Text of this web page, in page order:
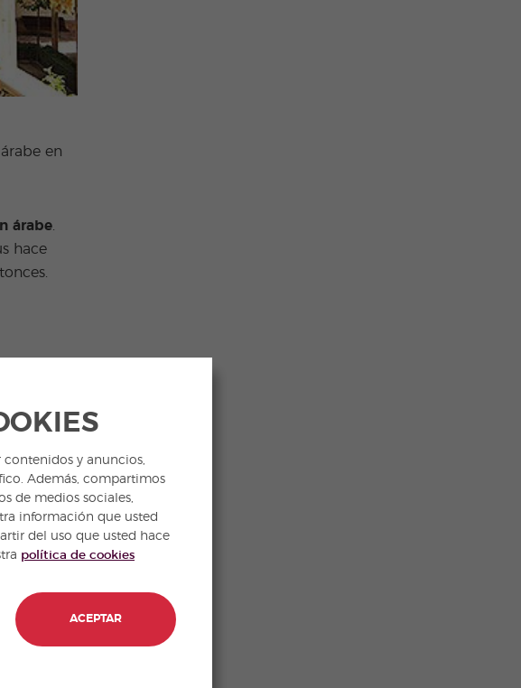
en
árabe
hace
contenidos y anuncios,
Además, compartimos
de medios sociales,
información que usted
del uso que usted hace
política de cookies
ACEPTAR